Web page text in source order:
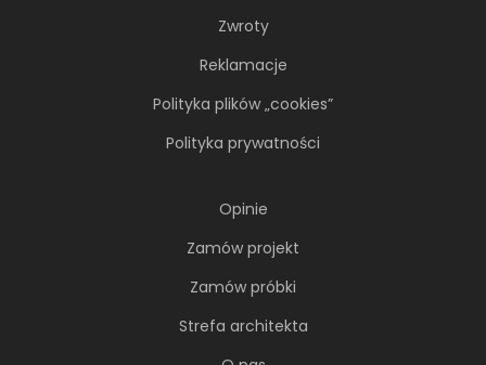
Zwroty
Reklamacje
Polityka plików „cookies”
Polityka prywatności
Opinie
Zamów projekt
Zamów próbki
Strefa architekta